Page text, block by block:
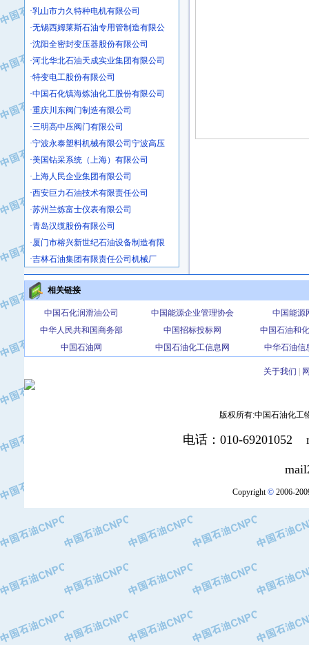
·无锡西姆莱斯石油专用管制造有限公
·沈阳全密封变压器股份有限公司
·河北华北石油天成实业集团有限公司
·特变电工股份有限公司
·中国石化镇海炼油化工股份有限公司
·重庆川东阀门制造有限公司
·三明高中压阀门有限公司
·宁波永泰塑料机械有限公司宁波高压
·美国钻采系统（上海）有限公司
·上海人民企业集团有限公司
·西安巨力石油技术有限责任公司
·苏州兰炼富士仪表有限公司
·青岛汉缆股份有限公司
·厦门市榕兴新世纪石油设备制造有限
·吉林石油集团有限责任公司机械厂
·大港油田集团中成机械制造有限公司
·承德司达石油装备开发公司
·大港油田集团中成机械制造有限公司
·四川明星电缆有限公司
·中国石油大庆石油化工总厂
·北京三盈联合石油技术有限公司
·北京长空工业有限公司
·河北保定天威集团特变电气有限公司
·中国石油抚顺石化公司
·中国石油辽阳石油化纤公司
·托肯恒山科技（广州）有限公司
·中国石油兰州石油化工公司
·大庆油田飞马有限公司
·大庆油田有限责任公司
·中国石油辽河油田分公司
相关链接
中国石化润滑油公司 中国能源企业管理协会
中国能源
中华人民共和国商务部
中国招标投标网
中国石油和
中国石油网
中国石油化工信息网 中华石油信
关于我们
版权所有:中国石油化工
电话：010-69201052
Copyright©2006-